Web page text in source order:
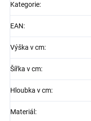
Kategorie:
EAN:
Výška v cm:
Šířka v cm:
Hloubka v cm:
Materiál :